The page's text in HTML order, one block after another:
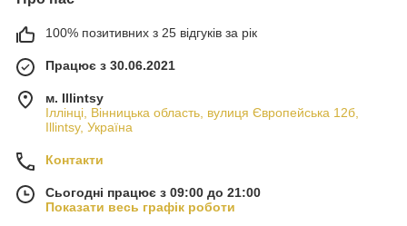
100% позитивних з 25 відгуків за рік
Працює з 30.06.2021
м. Illintsy
Іллінці, Вінницька область, вулиця Європейська 12б,
Illintsy, Україна
Контакти
Сьогодні працює з 09:00 до 21:00
Показати весь графік роботи